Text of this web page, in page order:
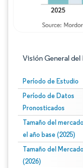
Visión General del
Período de Estudio
Período de Datos
Pronosticados
Tamaño del
el año base (2025)
Tamaño del Mercado
(2026)